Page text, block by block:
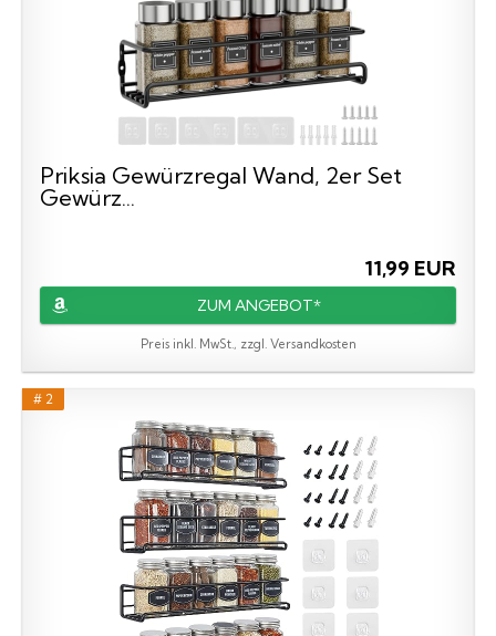
Priksia Gewürzregal Wand, 2er Set
Gewürz...
11,99 EUR
ZUM ANGEBOT*
Preis inkl. MwSt., zzgl. Versandkosten
# 2